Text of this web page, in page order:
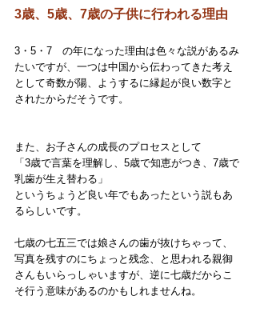
3歳、5歳、7歳の子供に行われる理由
3・5・7　の年になった理由は色々な説があるみ
たいですが、一つは中国から伝わってきた考え
として奇数が陽、ようするに縁起が良い数字と
されたからだそうです。
また、お子さんの成長のプロセスとして
「3歳で言葉を理解し、5歳で知恵がつき、7歳で
乳歯が生え替わる」
というちょうど良い年でもあったという説もあ
るらしいです。
七歳の七五三では娘さんの歯が抜けちゃって、
写真を残すのにちょっと残念、と思われる親御
さんもいらっしゃいますが、逆に七歳だからこ
そ行う意味があるのかもしれませんね。